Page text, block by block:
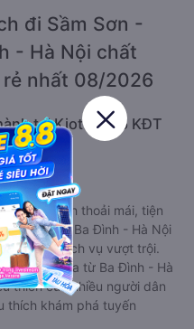
hãng xe Đức Phát (Thanh
mãi, giá vé Xe Ba
Hóa giường nằm này có thể
đi Sầm Sơn -
- Hà Nội chất
nhất 08/2026
tại Kiot 10.N5 KĐT
Tàu)
xe khách thoải mái, tiện
Hóa từ Ba Đình - Hà Nội
và dịch vụ vượt trội.